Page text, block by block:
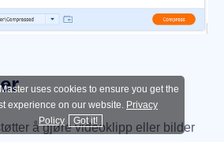
å gjøre videoklipp eller bilder
uses cookies to ensure you get the
experience on our website. Privacy
Policy
Got it!